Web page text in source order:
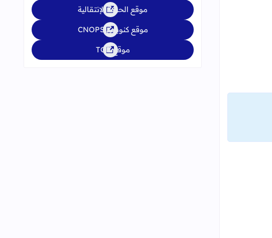
موقع الحركة الإنتقالية
موقع كنوبس CNOPS
موقع TGR